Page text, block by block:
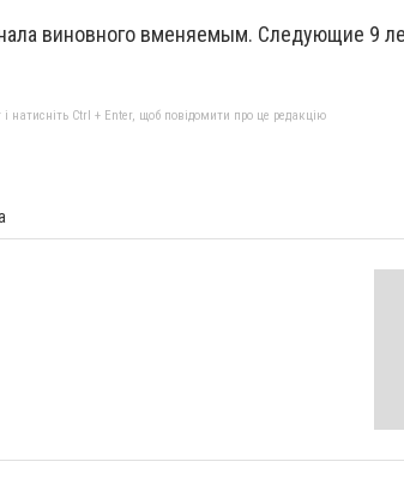
виновного вменяемым. Следующие 9
натисніть Ctrl + Enter, щоб повідомити про це редакцію